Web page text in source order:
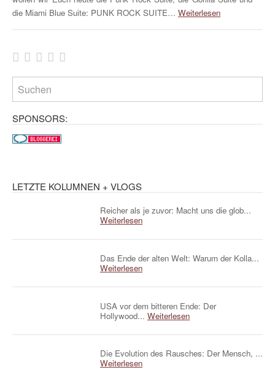
die Miami Blue Suite: PUNK ROCK SUITE… Weiterlesen
SPONSORS:
LETZTE KOLUMNEN + VLOGS
Reicher als je zuvor: Macht uns die glob...
Weiterlesen
Das Ende der alten Welt: Warum der Kolla...
Weiterlesen
USA vor dem bitteren Ende: Der
Hollywood... Weiterlesen
Die Evolution des Rausches: Der Mensch, ...
Weiterlesen